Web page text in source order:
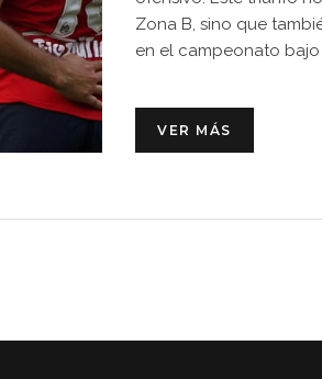
Zona B, sino que
en el campeonato
VER MÁS